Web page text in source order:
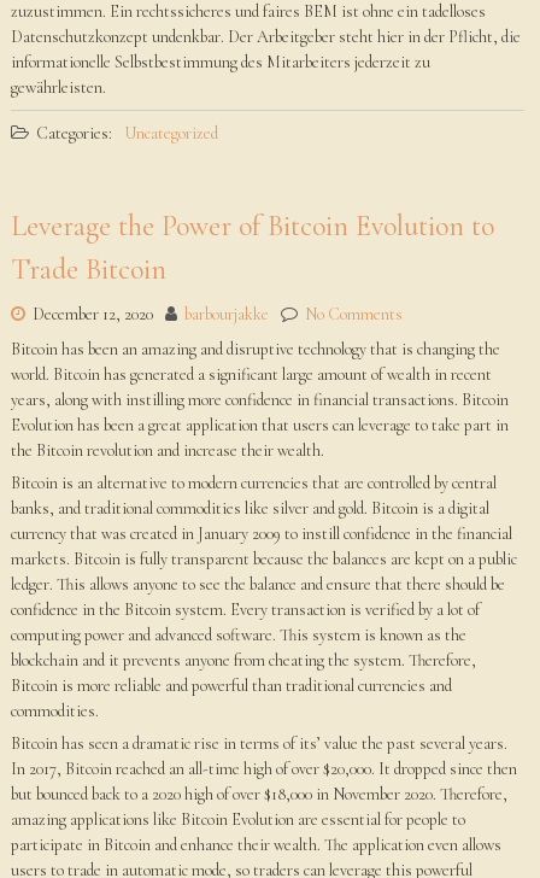
zuzustimmen. Ein rechtssicheres und faires BEM ist ohne ein tadelloses
Datenschutzkonzept undenkbar. Der Arbeitgeber steht hier in der Pflicht, die
informationelle Selbstbestimmung des Mitarbeiters jederzeit zu
gewährleisten.
Categories: Uncategorized
Leverage the Power of Bitcoin Evolution to
Trade Bitcoin
December 12, 2020 barbourjakke
No Comments
Bitcoin has been an amazing and disruptive technology that is changing the
world. Bitcoin has generated a significant large amount of wealth in recent
years, along with instilling more confidence in financial transactions. Bitcoin
Evolution has been a great application that users can leverage to take part in
the Bitcoin revolution and increase their wealth.
Bitcoin is an alternative to modern currencies that are controlled by central
banks, and traditional commodities like silver and gold. Bitcoin is a digital
currency that was created in January 2009 to instill confidence in the financial
markets. Bitcoin is fully transparent because the balances are kept on a public
ledger. This allows anyone to see the balance and ensure that there should be
confidence in the Bitcoin system. Every transaction is verified by a lot of
computing power and advanced software. This system is known as the
blockchain and it prevents anyone from cheating the system. Therefore,
Bitcoin is more reliable and powerful than traditional currencies and
commodities.
Bitcoin has seen a dramatic rise in terms of its’ value the past several years.
In 2017, Bitcoin reached an all-time high of over $20,000. It dropped since then
but bounced back to a 2020 high of over $18,000 in November 2020. Therefore,
amazing applications like Bitcoin Evolution are essential for people to
participate in Bitcoin and enhance their wealth. The application even allows
users to trade in automatic mode, so traders can leverage this powerful